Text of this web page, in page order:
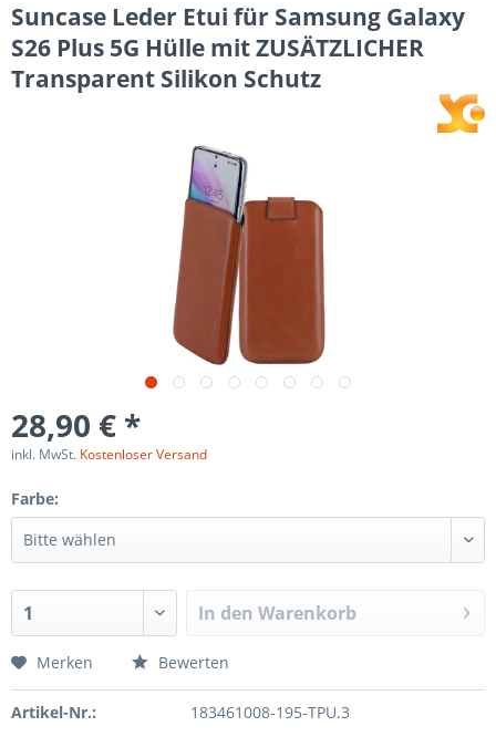
Suncase Leder Etui für Samsung Galaxy
S26 Plus 5G Hülle mit ZUSÄTZLICHER
Transparent Silikon Schutz
28,90 € *
inkl. MwSt. Kostenloser Versand
Farbe:
In den Warenkorb
Merken Bewerten
Artikel-Nr.: 183461008-195-TPU.3